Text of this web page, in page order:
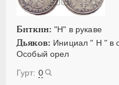
Биткин: "H" в рукаве
Дьяков: Инициал " Н " в
Особый орел
0